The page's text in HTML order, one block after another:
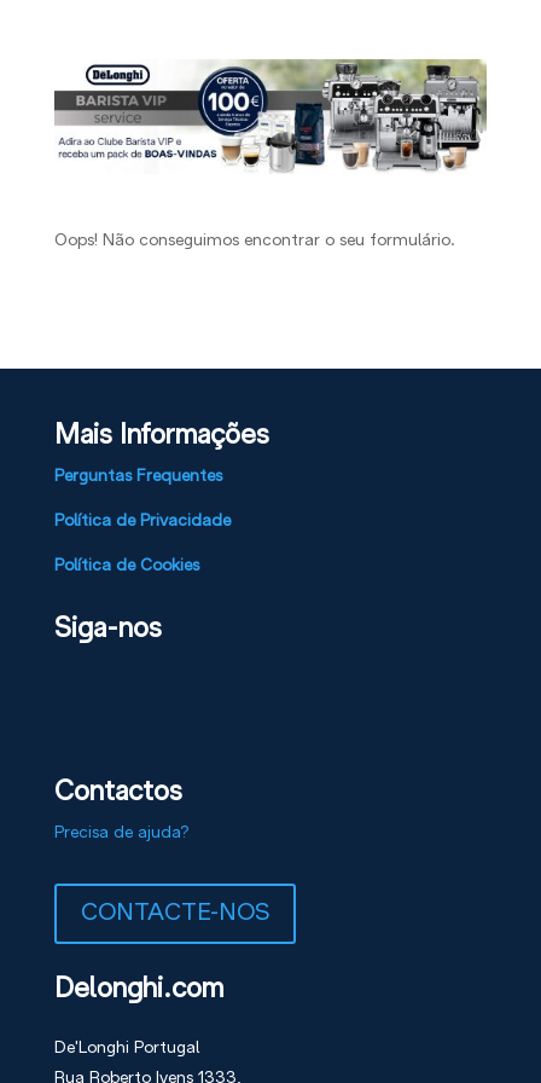
Oops! Não conseguimos encontrar o seu formulário.
Mais Informações
Perguntas Frequentes
Política de Privacidade
Política de Cookies
Siga-nos
Contactos
Precisa de ajuda?
CONTACTE-NOS
Delonghi.com
De'Longhi Portugal
Rua Roberto Ivens 1333,